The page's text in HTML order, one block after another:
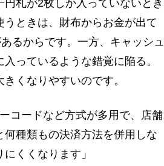
円札が2枚しか入っていないとき
ときは、財布からお金が出て
るからです。一方、キャッシュ
っているような錯覚に陥る。
くなりやすいのです。
コードなど方式が多用で、店舗
種類もの決済方法を併用しな
くくなります」